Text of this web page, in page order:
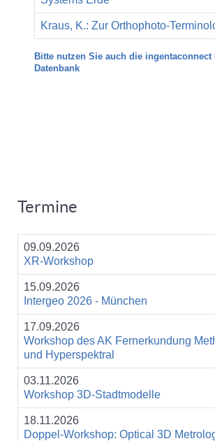
Kraus, K.: Zur Orthophoto-
Bitte nutzen Sie auch die ingentaconnect
Datenbank
Termine
09.09.2026
XR-Workshop
15.09.2026
Intergeo 2026 - München
17.09.2026
Workshop des AK Fernerkundung
und Hyperspektral
03.11.2026
Workshop 3D-Stadtmodelle
18.11.2026
Doppel-Workshop: Optical 3D